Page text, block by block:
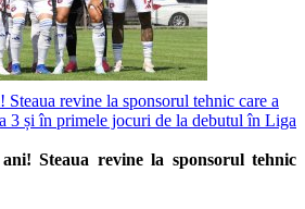
revine la sponsorul tehnic care a
3 și în primele jocuri de la debutul în Liga
Steaua revine la sponsorul tehnic